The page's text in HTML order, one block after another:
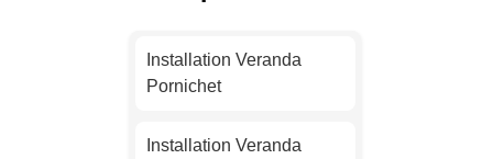
Installation Veranda
Nantes
Installation Veranda
Installation Veranda
Pornichet
Installation Veranda